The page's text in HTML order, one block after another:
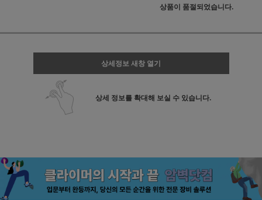
상품이 품절되었습니다.
상세정보 새창 열기
상세 정보를 확대해 보실 수 있습니다.